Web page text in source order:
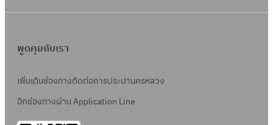
พูดคุยกับเรา
เพิ่มเติมช่องทางติดต่อการประปานครหลวง
อีกช่องทางผ่าน Application Line